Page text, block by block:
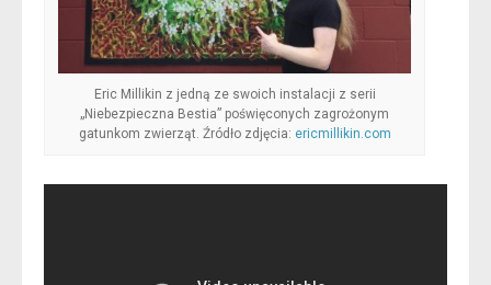
Eric Millikin z jedną ze swoich instalacji z serii
„Niebezpieczna Bestia” poświęconych zagrożonym
gatunkom zwierząt. Źródło zdjęcia: ericmillikin.com